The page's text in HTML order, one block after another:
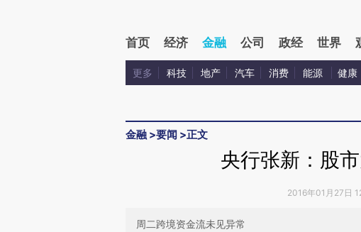
首页 经济 金融 公司 政经 世界
更多 科技 地产 汽车 消费 能源 健康
金融 >要闻 >正文
央行张新：股
2016年01月27日
周二跨境资金流未见异常